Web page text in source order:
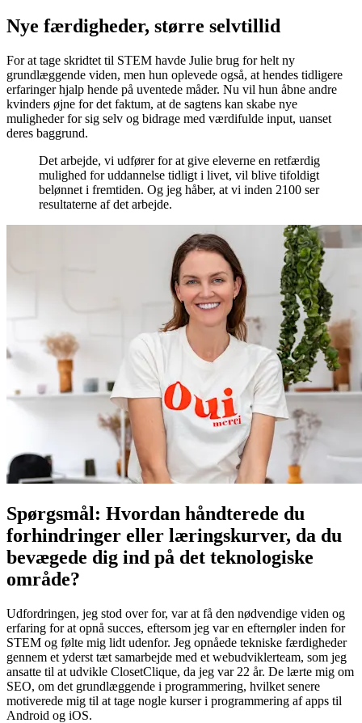
Nye færdigheder, større selvtillid
For at tage skridtet til STEM havde Julie brug for helt ny
grundlæggende viden, men hun oplevede også, at hendes tidligere
erfaringer hjalp hende på uventede måder. Nu vil hun åbne andre
kvinders øjne for det faktum, at de sagtens kan skabe nye
muligheder for sig selv og bidrage med værdifulde input, uanset
deres baggrund.
Det arbejde, vi udfører for at give eleverne en retfærdig
mulighed for uddannelse tidligt i livet, vil blive tifoldigt
belønnet i fremtiden. Og jeg håber, at vi inden 2100 ser
resultaterne af det arbejde.
Spørgsmål: Hvordan håndterede du
forhindringer eller læringskurver, da du
bevægede dig ind på det teknologiske
område?
Udfordringen, jeg stod over for, var at få den nødvendige viden og
erfaring for at opnå succes, eftersom jeg var en efternøler inden for
STEM og følte mig lidt udenfor. Jeg opnåede tekniske færdigheder
gennem et yderst tæt samarbejde med et webudviklerteam, som jeg
ansatte til at udvikle ClosetClique, da jeg var 22 år. De lærte mig om
SEO, om det grundlæggende i programmering, hvilket senere
motiverede mig til at tage nogle kurser i programmering af apps til
Android og iOS.